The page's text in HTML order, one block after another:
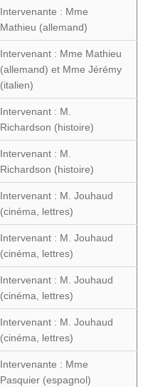
Intervenante : Mme
Mathieu (allemand)
Intervenant : Mme Mathieu
(allemand) et Mme Jérémy
(italien)
Intervenant : M.
Richardson (histoire)
Intervenant : M.
Richardson (histoire)
Intervenant : M. Jouhaud
(cinéma, lettres)
Intervenant : M. Jouhaud
(cinéma, lettres)
Intervenant : M. Jouhaud
(cinéma, lettres)
Intervenant : M. Jouhaud
(cinéma, lettres)
Intervenante : Mme
Pasquier (espagnol)